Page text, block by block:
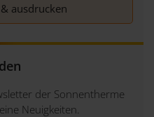
ausdrucken
der Sonnentherme
Neuigkeiten.